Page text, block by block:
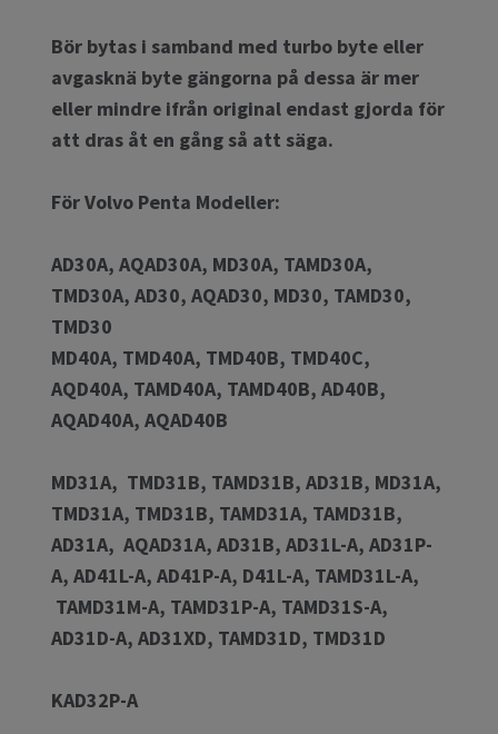
Bör bytas i samband med turbo byte eller
avgasknä byte gängorna på dessa är mer
eller mindre ifrån original endast gjorda för
att dras åt en gång så att säga.
För Volvo Penta Modeller:
AD30A, AQAD30A, MD30A, TAMD30A,
TMD30A, AD30, AQAD30, MD30, TAMD30,
TMD30
MD40A, TMD40A, TMD40B, TMD40C,
AQD40A, TAMD40A, TAMD40B, AD40B,
AQAD40A, AQAD40B
MD31A, TMD31B, TAMD31B, AD31B, MD31A,
TMD31A, TMD31B, TAMD31A, TAMD31B,
AD31A, AQAD31A, AD31B, AD31L-A, AD31P-
A, AD41L-A, AD41P-A, D41L-A, TAMD31L-A,
TAMD31M-A, TAMD31P-A, TAMD31S-A,
AD31D-A, AD31XD, TAMD31D, TMD31D
KAD32P-A